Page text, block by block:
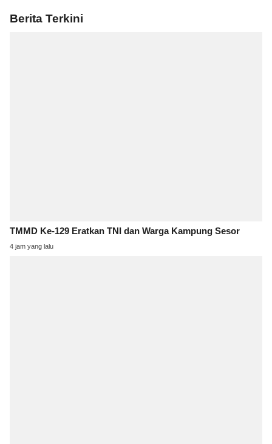
Berita Terkini
TMMD Ke-129 Eratkan TNI dan Warga Kampung Sesor
4 jam yang lalu